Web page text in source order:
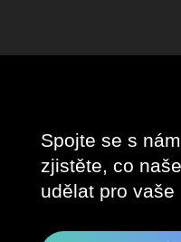
Spojte se s
zjistěte, co
udělat pro vaše